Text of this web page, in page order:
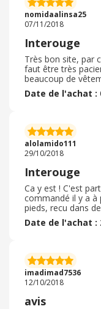
nomidaalinsa25
07/11/2018
Interouge
Très bon site, par
faut être très
beaucoup de
l’instant sur tout ce
( J’ai commandé à
personnellement
site. Si il y a un
réactif. Des prix
Bien vérifié les
souhaiter. La
mes peut importe
recommande.
Date de l'achat :
alolamido111
29/10/2018
Interouge
Ca y est ! C'est
commandé il y a à
pieds, recu dans
est sans
délais impartis et
les yeux fermés.
autres sites et le
FNAC. La livraison
magasin. Je
j'aurais trouver
Date de l'achat :
imadimad7536
12/10/2018
avis